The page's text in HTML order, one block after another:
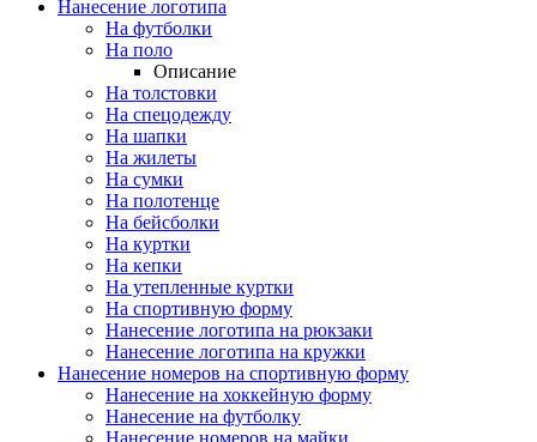
Нанесение логотипа
На футболки
На поло
Описание
На толстовки
На спецодежду
На шапки
На жилеты
На сумки
На полотенце
На бейсболки
На куртки
На кепки
На утепленные куртки
На спортивную форму
Нанесение логотипа на рюкзаки
Нанесение логотипа на кружки
Нанесение номеров на спортивную форму
Нанесение на хоккейную форму
Нанесение на футболку
Нанесение номеров на майки